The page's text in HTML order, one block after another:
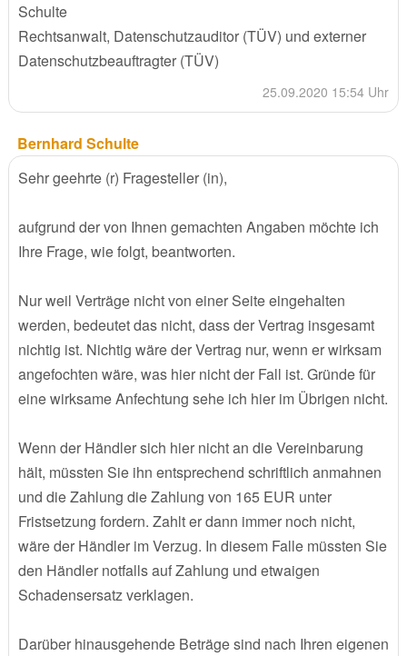
Schulte
Rechtsanwalt, Datenschutzauditor (TÜV) und externer
Datenschutzbeauftragter (TÜV)
25.09.2020 15:54 Uhr
Bernhard Schulte
Sehr geehrte (r) Fragesteller (in),
aufgrund der von Ihnen gemachten Angaben möchte ich
Ihre Frage, wie folgt, beantworten.
Nur weil Verträge nicht von einer Seite eingehalten
werden, bedeutet das nicht, dass der Vertrag insgesamt
nichtig ist. Nichtig wäre der Vertrag nur, wenn er wirksam
angefochten wäre, was hier nicht der Fall ist. Gründe für
eine wirksame Anfechtung sehe ich hier im Übrigen nicht.
Wenn der Händler sich hier nicht an die Vereinbarung
hält, müssten Sie ihn entsprechend schriftlich anmahnen
und die Zahlung die Zahlung von 165 EUR unter
Fristsetzung fordern. Zahlt er dann immer noch nicht,
wäre der Händler im Verzug. In diesem Falle müssten Sie
den Händler notfalls auf Zahlung und etwaigen
Schadensersatz verklagen.
Darüber hinausgehende Beträge sind nach Ihren eigenen